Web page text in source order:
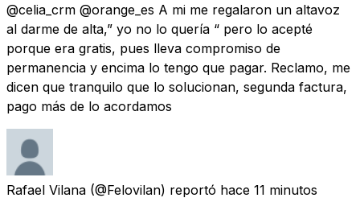
@celia_crm @orange_es A mi me regalaron un altavoz
al darme de alta,” yo no lo quería “ pero lo acepté
porque era gratis, pues lleva compromiso de
permanencia y encima lo tengo que pagar. Reclamo, me
dicen que tranquilo que lo solucionan, segunda factura,
pago más de lo acordamos
Rafael Vilana (@Felovilan) reportó hace 11 minutos